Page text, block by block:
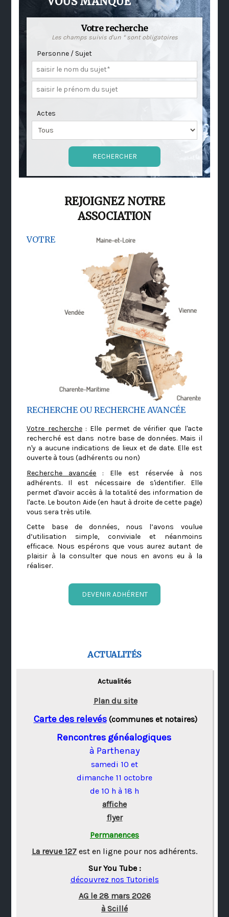
Votre recherche
Les champs suivis d'un * sont obligatoires
Personne / Sujet
Actes
REJOIGNEZ NOTRE
ASSOCIATION
VOTRE
RECHERCHE OU RECHERCHE AVANCÉE
Votre recherche: Elle permet de vérifier que l'acte
recherché est dans notre base de données. Mais il
n'y a aucune indications de lieux et de date. Elle est
ouverte à tous (adhérents ou non)
Recherche avancée : Elle est réservée à nos
adhérents. Il est nécessaire de s'identifier. Elle
permet d'avoir accès à la totalité des information de
l'acte. Le bouton Aide (en haut à droite de cette page)
vous sera très utile.
Cette base de données, nous l’avons voulue
d’utilisation simple, conviviale et néanmoins
efficace. Nous espérons que vous aurez autant de
plaisir à la consulter que nous en avons eu à la
réaliser.
DEVENIR ADHÉRENT
ACTUALITÉS
Actualités
Plan du site
Carte des relevés(communes et notaires)
Rencontres généalogiques
à Parthenay
samedi 10 et
dimanche 11 octobre
de 10 h à 18 h
affiche
flyer
Permanences
La revue 127 est en ligne pour nos adhérents.
Sur You Tube :
découvrez nos Tutoriels
AG le 28 mars 2026
à Scillé